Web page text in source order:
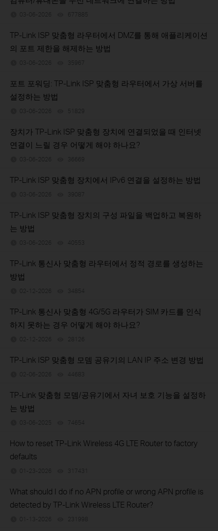
03-06-2026 677885
TP-Link ISP 맞춤형 라우터에서 DMZ를 통해 애플리케이션
의 포트 제한을 해제하는 방법
03-06-2026 35967
포트 포워딩: TP-Link ISP 맞춤형 라우터에서 가상 서버를
설정하는 방법
03-06-2026 51829
장치가 TP-Link ISP 맞춤형 장치에 연결되었을 때 인터넷
연결이 느릴 경우 어떻게 해야 하나요?
03-06-2026 36669
TP-Link ISP 맞춤형 장치에서 IPv6 연결을 설정하는 방법
03-06-2026 39087
TP-Link ISP 맞춤형 장치의 구성 파일을 백업하고 복원하
는 방법
03-06-2026 40553
TP-Link 통신사 맞춤형 라우터에서 정적 경로를 생성하는
방법
02-12-2026 34854
TP-Link 통신사 맞춤형 4G/5G 라우터가 SIM 카드를 인식
하지 못하는 경우 어떻게 해야 하나요?
02-12-2026 28126
TP-Link ISP 맞춤형 모뎀 공유기의 LAN IP 주소 변경 방법
02-06-2026 44683
TP-Link 맞춤형 모뎀/공유기에서 자녀 보호 기능을 설정하
는 방법
03-06-2025 74654
How to reset TP-Link Wireless 4G LTE Router to factory
defaults
01-23-2026 317431
What should I do if no APN profile or wrong APN profile is
detected by TP-Link Wireless LTE Router?
01-13-2026 231998